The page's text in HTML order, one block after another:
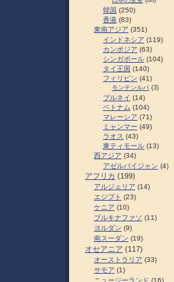
韓国 (250)
香港 (83)
東南アジア (351)
インドネシア (119)
カンボジア (63)
シンガポール (104)
タイ王国 (140)
フィリピン (41)
モンテンルパ (3)
ブルネイ (14)
ベトナム (104)
マレーシア (71)
ミャンマー (49)
ラオス (43)
東ティモール (13)
西アジア (34)
アゼルバイジャン (4)
アフリカ (199)
アルジェリア (14)
エジプト (23)
ケニア (10)
ブルキナファソ (11)
ヨルダン (9)
南スーダン (19)
オセアニア (117)
オーストラリア (33)
サモア (1)
ニュージーランド (16)